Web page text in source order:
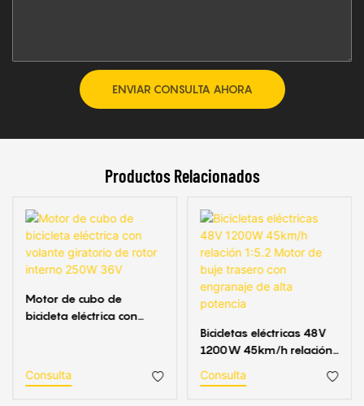
ENVIAR CONSULTA AHORA
Productos Relacionados
Motor de cubo de
bicicleta eléctrica con
Consulta
Bicicletas eléctricas 48V
1200W 45km/h relación
trasero con engranaje de
alta potencia
Consulta